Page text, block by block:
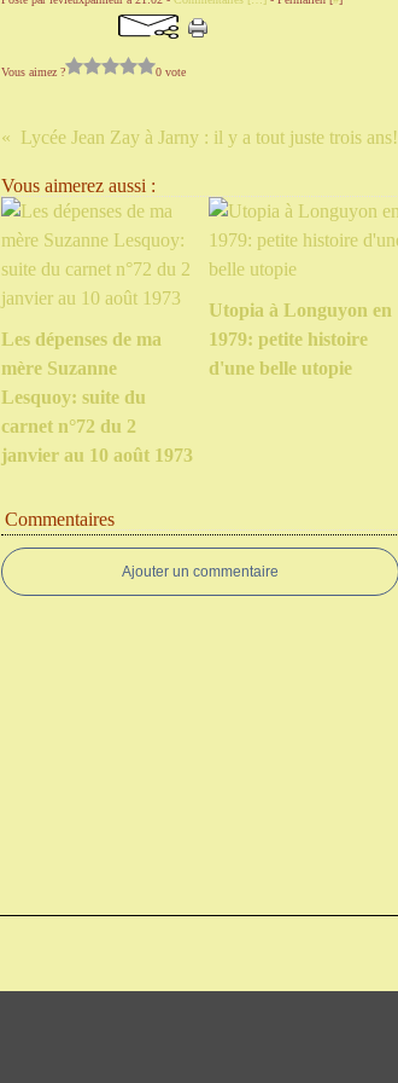
Vous aimez ? 0 vote
Lycée Jean Zay à Jarny : il y a tout juste trois ans!
Vous aimerez aussi :
Les dépenses de ma
mère Suzanne
Lesquoy: suite du
carnet n°72 du 2
janvier au 10 août 1973
Utopia à Longuyon en
1979: petite histoire
d'une belle utopie
Commentaires
Ajouter un commentaire